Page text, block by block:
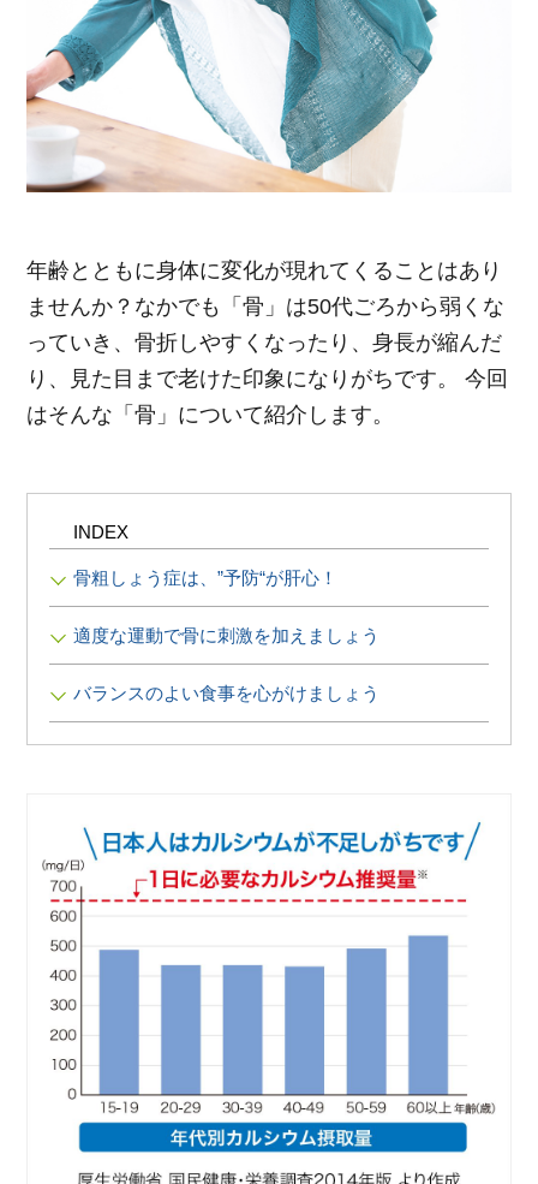
ポイント交換品 を見る お問い合わせ
ログイン / 新規会員登録
商品を探す
サプリメント・食品
∟ 美容サプリメント
∟ 美容サプリメント
医薬品・目薬
その他
ブランドから探す
お得にお買い物
おトクなロート定期便
読みもの
ご利用ガイド
個人情報の取り扱い
医薬品の販売に関する表示
サイトマップ
年齢とともに身体に変化が現れてくることはあり
ませんか？なかでも「骨」は50代ごろから弱くな
っていき、骨折しやすくなったり、身長が縮んだ
り、見た目まで老けた印象になりがちです。 今回
はそんな「骨」について紹介します。
INDEX
骨粗しょう症は、”予防“が肝心！
適度な運動で骨に刺激を加えましょう
バランスのよい食事を心がけましょう